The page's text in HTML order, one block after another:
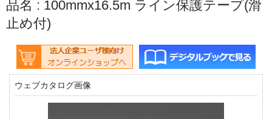
品名 : 100mmx16.5m ライン保護テープ(滑
止め付)
ウェブカタログ画像